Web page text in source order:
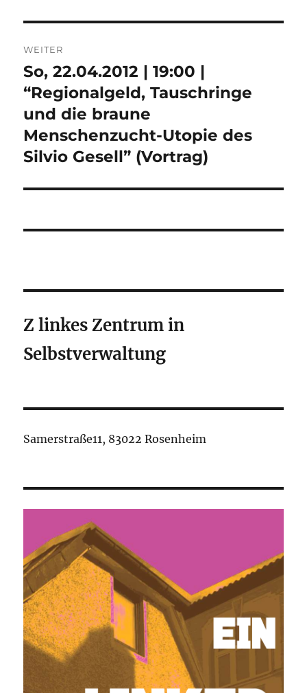
WEITER
Nächster
Beitrag:
So, 22.04.2012 | 19:00 |
“Regionalgeld, Tauschringe
und die braune
Menschenzucht-Utopie des
Silvio Gesell” (Vortrag)
Z linkes Zentrum in
Selbstverwaltung
Samerstraße11, 83022 Rosenheim